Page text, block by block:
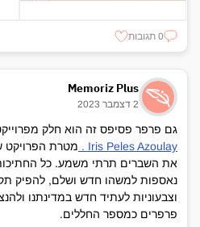
0 תגובות
Memoriz Plus
2 דצמבר 2023
גם פרפר פסיפס זה הוא חלק
Iris Peles Azoulay .
מטרת הפרויקט
את השברים תרתי משמע. כל
נאספות למשהו חדש ושלם, להפיק
וצבעוניות לעתיד חדש במדינתנו
פרפרים כמספר החללים.